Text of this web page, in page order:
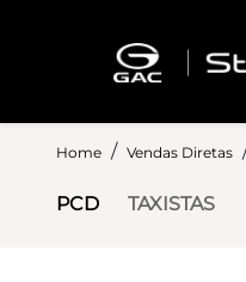
Home Vendas Diretas
PCD TAXISTAS